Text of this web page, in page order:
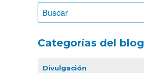
Categorías del blog
Divulgación